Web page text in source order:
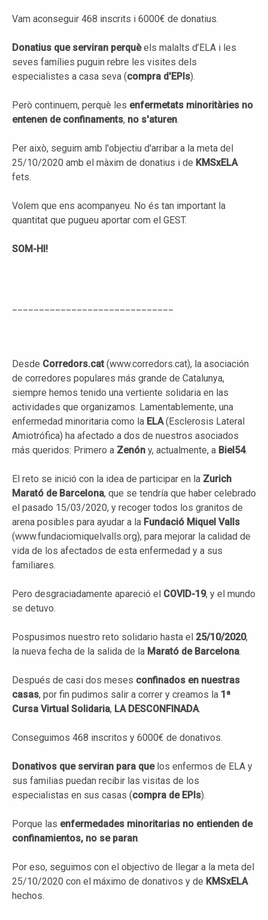
Vam aconseguir 468 inscrits i 6000€ de donatius.
Donatius que serviran perquèels malalts d’ELA i les
seves famílies puguin rebre les visites dels
especialistes a casa seva (compra d'EPIs).
Però continuem, perquè les enfermetats minoritàries no
entenen de confinaments, no s'aturen.
Per això, seguim amb l'objectiu d'arribar a la meta del
25/10/2020 amb el màxim de donatius i de KMSxELA
fets.
Volem que ens acompanyeu. No és tan important la
quantitat que pugueu aportar com el GEST.
SOM-HI!
Desde Corredors.cat (www.corredors.cat), la asociación
de corredores populares más grande de Catalunya,
siempre hemos tenido una vertiente solidaria en las
actividades que organizamos. Lamentablemente, una
enfermedad minoritaria como la ELA(Esclerosis Lateral
Amiotrófica) ha afectado a dos de nuestros asociados
más queridos: Primero a Zenón y, actualmente, a Biel54.
El reto se inició con la idea de participar en la Zurich
Marató de Barcelona, que se tendría que haber celebrado
el pasado 15/03/2020, y recoger todos los granitos de
arena posibles para ayudar a la Fundació Miquel Valls
(www.fundaciomiquelvalls.org), para mejorar la calidad de
vida de los afectados de esta enfermedad y a sus
familiares.
Pero desgraciadamente apareció el COVID-19, y el mundo
se detuvo.
Pospusimos nuestro reto solidario hasta el 25/10/2020,
la nueva fecha de la salida de la Marató de Barcelona.
Después de casi dos meses confinados en nuestras
casas, por fin pudimos salir a correr y creamos la 1ª
Cursa Virtual Solidaria, LA DESCONFINADA.
Conseguimos 468 inscritos y 6000€ de donativos.
Donativos que serviran para que los enfermos de ELA y
sus familias puedan recibir las visitas de los
especialistas en sus casas (compra de EPIs).
Porque las enfermedades minoritarias no entienden de
confinamientos, no se paran.
Por eso, seguimos con el objectivo de llegar a la meta del
25/10/2020 con el máximo de donativos y de KMSxELA
hechos.